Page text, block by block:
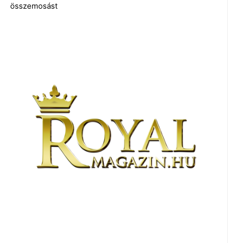
összemosást